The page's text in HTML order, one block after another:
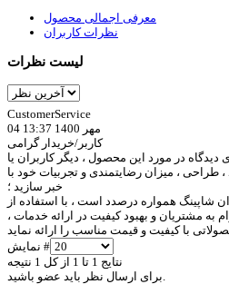
معرفی اجمالی محصول
نظرات کاربران
لیست نظرات
CustomerService
04 مهر 1400 13:37
کاربر/خریدار گرامی
دیدگاه در مورد این محصول ، دیگر کاربران یا
طراحی ، میزان رضایتمندی و تجربیات خود با
خبر سازید ؛
شاپینگ همواره درصدد است ، با استفاده از
به مشتریان و بهبود کیفیت در ارائه خدمات ،
نمایش #
نتایج 1 تا 1 از کل 1 نتیجه